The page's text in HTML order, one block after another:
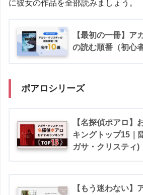
に彼女の作品を全部読みましょう。
【最初の一冊】ア
の読む順番（初心
ポアロシリーズ
【名探偵ポアロ】
キングトップ15｜
ガサ・クリスティ)
【もう迷わない】